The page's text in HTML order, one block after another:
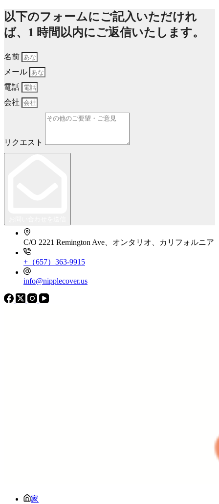
以下のフォームにご記入いただけれ
ば、1 時間以内にご返信いたします。
名前
メール
電話
会社
リクエスト
C/O 2221 Remington Ave、オンタリオ、カリフォルニア
+（657）363-9915
info@nipplecover.us
家